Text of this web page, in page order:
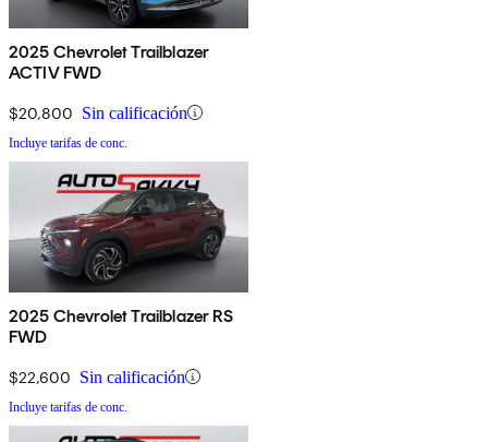
2025 Chevrolet Trailblazer
ACTIV FWD
$20,800 Sin calificación
Incluye tarifas de conc.
2025 Chevrolet Trailblazer RS
FWD
$22,600 Sin calificación
Incluye tarifas de conc.